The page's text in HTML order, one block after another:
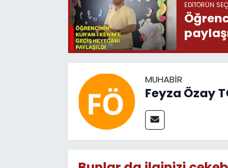
EDITÖRÜN
MUHABIR
Feyza Özay